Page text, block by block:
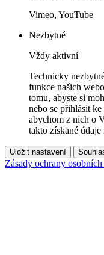
Vimeo, YouTube
Nezbytné
Vždy aktivní
Technicky
funkce našich
tomu, abyste si
nebo se přihlásit
abychom z nich o
takto získané
Uložit nastavení
Zásady ochrany osobních